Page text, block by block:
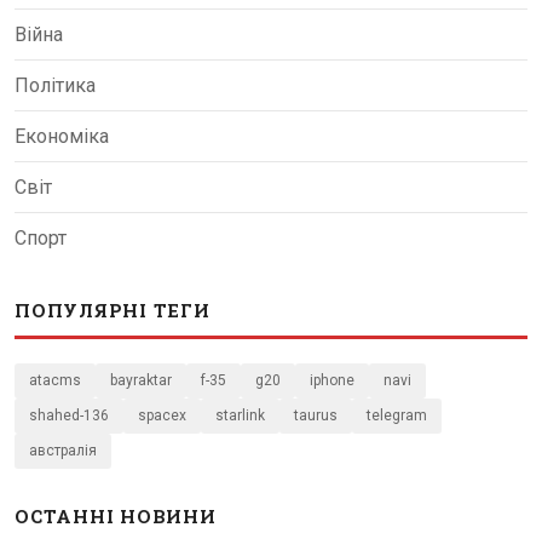
Війна
Політика
Економіка
Світ
Спорт
ПОПУЛЯРНІ ТЕГИ
atacms bayraktar f-35 g20 iphone navi
shahed-136 spacex starlink taurus telegram
австралія
ОСТАННІ НОВИНИ